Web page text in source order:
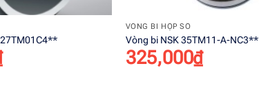
VÒNG BI HỘP SỐ
Vòng bi NSK 35TM11-A-NC3**
325,000₫